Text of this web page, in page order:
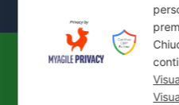
IDEAL JET
| P.